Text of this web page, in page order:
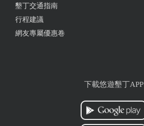
墾丁交通指南
行程建議
網友專屬優惠卷
下載悠遊墾丁APP